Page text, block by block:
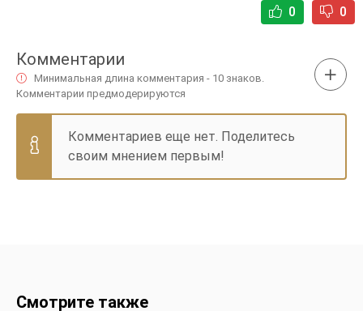
0 0
Комментарии
Минимальная длина комментария - 10 знаков.
Комментарии предмодерируются
Комментариев еще нет. Поделитесь
своим мнением первым!
Смотрите также